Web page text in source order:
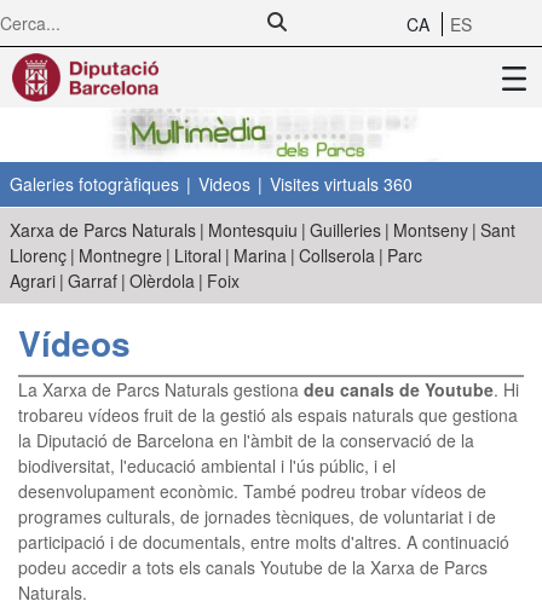
Salta al contingut principal CA ES
Galeries fotogràfiques | Videos | Visites virtuals 360
Xarxa de Parcs Naturals | Montesquiu | Guilleries | Montseny | Sant
Llorenç | Montnegre | Litoral | Marina | Collserola | Parc
Agrari | Garraf | Olèrdola | Foix
Vídeos
La Xarxa de Parcs Naturals gestiona deu canals de Youtube. Hi
trobareu vídeos fruit de la gestió als espais naturals que gestiona
la Diputació de Barcelona en l'àmbit de la conservació de la
biodiversitat, l'educació ambiental i l'ús públic, i el
desenvolupament econòmic. També podreu trobar vídeos de
programes culturals, de jornades tècniques, de voluntariat i de
participació i de documentals, entre molts d'altres. A continuació
podeu accedir a tots els canals Youtube de la Xarxa de Parcs
Naturals.